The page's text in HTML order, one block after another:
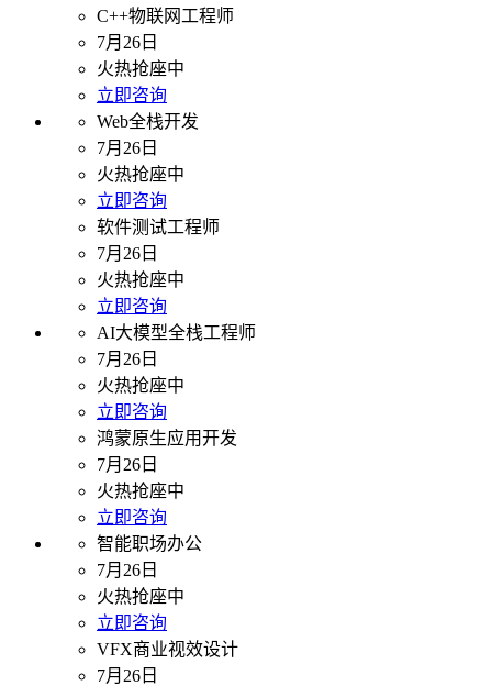
C++物联网工程师
7月26日
火热抢座中
立即咨询
Web全栈开发
7月26日
火热抢座中
立即咨询
软件测试工程师
7月26日
火热抢座中
立即咨询
AI大模型全栈工程师
7月26日
火热抢座中
立即咨询
鸿蒙原生应用开发
7月26日
火热抢座中
立即咨询
智能职场办公
7月26日
火热抢座中
立即咨询
VFX商业视效设计
7月26日